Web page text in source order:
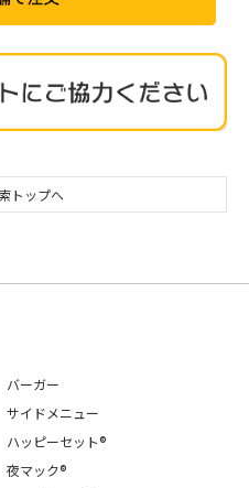
トップへ
バーガー
サイドメニュー
ハッピーセット®
夜マック®